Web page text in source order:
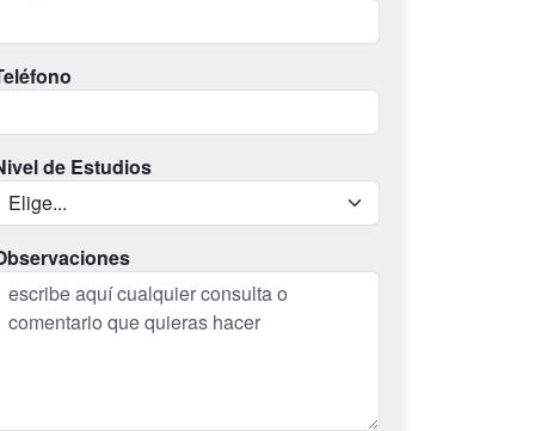
de Estudios